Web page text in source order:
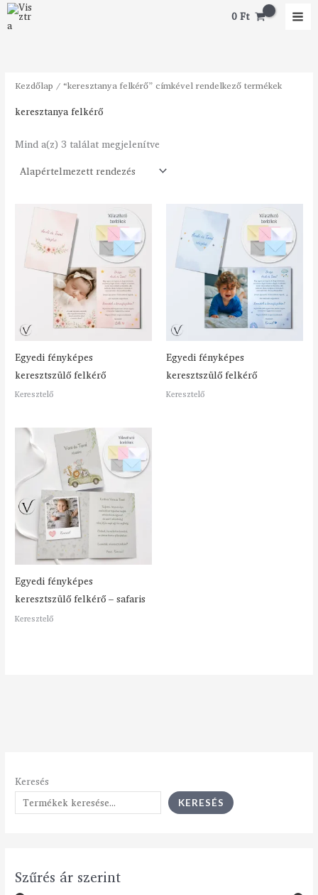
Skip
to
0Ft
Keresés
KERESÉS
Szűrés ár szerint
MM
Kezdőlap / “keresztanya felkérő” címkével rendelkező termékek
keresztanya felkérő
Mind a(z) 3 találat megjelenítve
Egyedi fényképes
keresztszülő felkérő
Keresztelő
Egyedi fényképes
keresztszülő felkérő
Keresztelő
Egyedi fényképes
keresztszülő felkérő – safaris
Keresztelő